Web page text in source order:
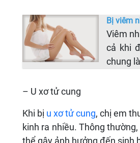
Bị viêm
Viêm
cả khi
chung
– U xơ tử cung
Khi bị u xơ tử cung, chị em
kinh ra nhiều. Thông